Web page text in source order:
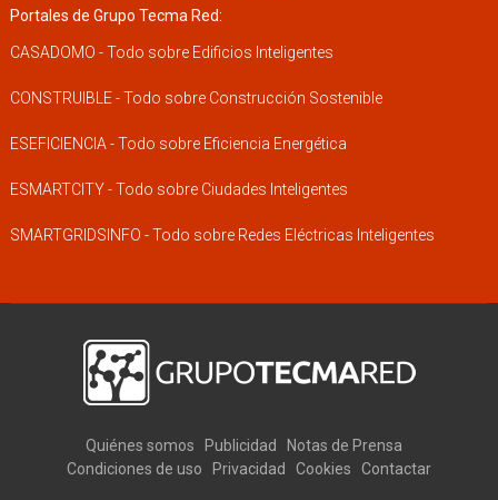
Portales de Grupo Tecma Red:
CASADOMO - Todo sobre Edificios Inteligentes
CONSTRUIBLE - Todo sobre Construcción Sostenible
ESEFICIENCIA - Todo sobre Eficiencia Energética
ESMARTCITY - Todo sobre Ciudades Inteligentes
SMARTGRIDSINFO - Todo sobre Redes Eléctricas Inteligentes
Quiénes somos Publicidad
Notas de Prensa
Condiciones de uso
Privacidad Cookies Contactar